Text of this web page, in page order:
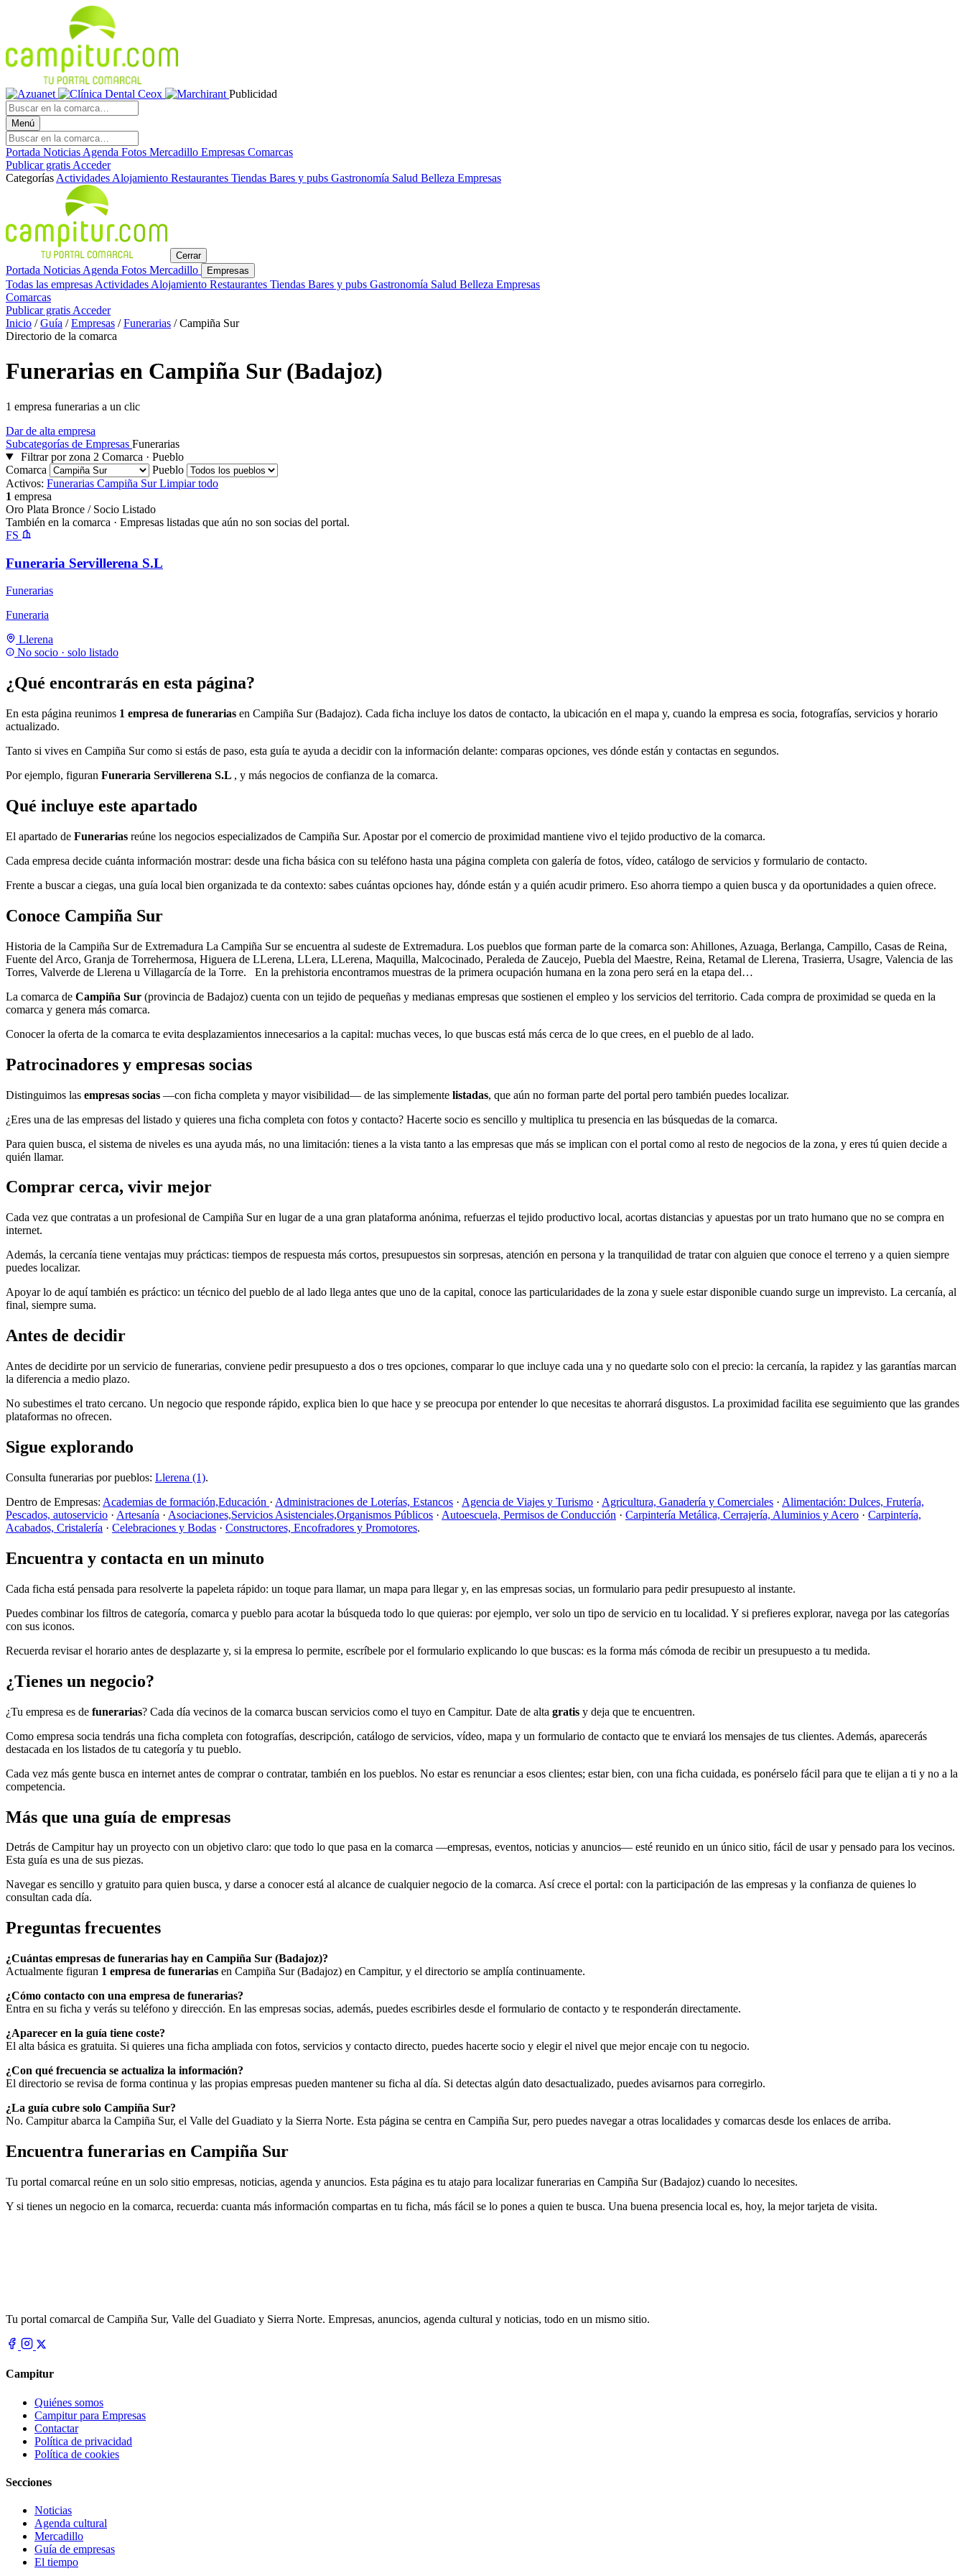
Publicidad
Menú
Portada Noticias Agenda Fotos Mercadillo Empresas Comarcas
Publicar gratis Acceder
Categorías Actividades Alojamiento Restaurantes Tiendas Bares y pubs Gastronomía Salud Belleza Empresas
Cerrar
Portada Noticias Agenda Fotos Mercadillo Empresas
Todas las empresas Actividades Alojamiento Restaurantes Tiendas Bares y pubs Gastronomía Salud Belleza Empresas
Comarcas
Publicar gratis Acceder
Inicio / Guía / Empresas / Funerarias / Campiña Sur
Directorio de la comarca
Funerarias en Campiña Sur (Badajoz)
1 empresa funerarias a un clic
Dar de alta empresa
Subcategorías de Empresas Funerarias
Filtrar por zona 2 Comarca · Pueblo
Comarca
Pueblo
Activos: Funerarias Campiña SurLimpiar todo
1 empresa
Oro Plata Bronce / Socio Listado
También en la comarca · Empresas listadas que aún no son socias del portal.
FS
Funeraria Servillerena S.L
Funerarias
Funeraria
Llerena
No socio · solo listado
¿Qué encontrarás en esta página?
En esta página reunimos 1 empresa de funerarias en Campiña Sur (Badajoz). Cada ficha incluye los datos de contacto, la ubicación en el mapa y, cuando la empresa es socia, fotografías, servicios y horario
actualizado.
Tanto si vives en Campiña Sur como si estás de paso, esta guía te ayuda a decidir con la información delante: comparas opciones, ves dónde están y contactas en segundos.
Por ejemplo, figuran Funeraria Servillerena S.L , y más negocios de confianza de la comarca.
Qué incluye este apartado
El apartado de Funerarias reúne los negocios especializados de Campiña Sur. Apostar por el comercio de proximidad mantiene vivo el tejido productivo de la comarca.
Cada empresa decide cuánta información mostrar: desde una ficha básica con su teléfono hasta una página completa con galería de fotos, vídeo, catálogo de servicios y formulario de contacto.
Frente a buscar a ciegas, una guía local bien organizada te da contexto: sabes cuántas opciones hay, dónde están y a quién acudir primero. Eso ahorra tiempo a quien busca y da oportunidades a quien ofrece.
Conoce Campiña Sur
Historia de la Campiña Sur de Extremadura La Campiña Sur se encuentra al sudeste de Extremadura. Los pueblos que forman parte de la comarca son: Ahillones, Azuaga, Berlanga, Campillo, Casas de Reina,
Fuente del Arco, Granja de Torrehermosa, Higuera de LLerena, LLera, LLerena, Maquilla, Malcocinado, Peraleda de Zaucejo, Puebla del Maestre, Reina, Retamal de Llerena, Trasierra, Usagre, Valencia de las
Torres, Valverde de Llerena u Villagarcía de la Torre. En la prehistoria encontramos muestras de la primera ocupación humana en la zona pero será en la etapa del…
La comarca de Campiña Sur (provincia de Badajoz) cuenta con un tejido de pequeñas y medianas empresas que sostienen el empleo y los servicios del territorio. Cada compra de proximidad se queda en la
comarca y genera más comarca.
Conocer la oferta de la comarca te evita desplazamientos innecesarios a la capital: muchas veces, lo que buscas está más cerca de lo que crees, en el pueblo de al lado.
Patrocinadores y empresas socias
Distinguimos las empresas socias —con ficha completa y mayor visibilidad— de las simplemente listadas, que aún no forman parte del portal pero también puedes localizar.
¿Eres una de las empresas del listado y quieres una ficha completa con fotos y contacto? Hacerte socio es sencillo y multiplica tu presencia en las búsquedas de la comarca.
Para quien busca, el sistema de niveles es una ayuda más, no una limitación: tienes a la vista tanto a las empresas que más se implican con el portal como al resto de negocios de la zona, y eres tú quien decide a
quién llamar.
Comprar cerca, vivir mejor
Cada vez que contratas a un profesional de Campiña Sur en lugar de a una gran plataforma anónima, refuerzas el tejido productivo local, acortas distancias y apuestas por un trato humano que no se compra en
internet.
Además, la cercanía tiene ventajas muy prácticas: tiempos de respuesta más cortos, presupuestos sin sorpresas, atención en persona y la tranquilidad de tratar con alguien que conoce el terreno y a quien siempre
puedes localizar.
Apoyar lo de aquí también es práctico: un técnico del pueblo de al lado llega antes que uno de la capital, conoce las particularidades de la zona y suele estar disponible cuando surge un imprevisto. La cercanía, al
final, siempre suma.
Antes de decidir
Antes de decidirte por un servicio de funerarias, conviene pedir presupuesto a dos o tres opciones, comparar lo que incluye cada una y no quedarte solo con el precio: la cercanía, la rapidez y las garantías marcan
la diferencia a medio plazo.
No subestimes el trato cercano. Un negocio que responde rápido, explica bien lo que hace y se preocupa por entender lo que necesitas te ahorrará disgustos. La proximidad facilita ese seguimiento que las grandes
plataformas no ofrecen.
Sigue explorando
Consulta funerarias por pueblos: Llerena (1).
Dentro de Empresas: Academias de formación,Educación · Administraciones de Loterías, Estancos · Agencia de Viajes y Turismo · Agricultura, Ganadería y Comerciales · Alimentación: Dulces, Frutería,
Pescados, autoservicio · Artesanía · Asociaciones,Servicios Asistenciales,Organismos Públicos · Autoescuela, Permisos de Conducción · Carpintería Metálica, Cerrajería, Aluminios y Acero · Carpintería,
Acabados, Cristalería · Celebraciones y Bodas · Constructores, Encofradores y Promotores.
Encuentra y contacta en un minuto
Cada ficha está pensada para resolverte la papeleta rápido: un toque para llamar, un mapa para llegar y, en las empresas socias, un formulario para pedir presupuesto al instante.
Puedes combinar los filtros de categoría, comarca y pueblo para acotar la búsqueda todo lo que quieras: por ejemplo, ver solo un tipo de servicio en tu localidad. Y si prefieres explorar, navega por las categorías
con sus iconos.
Recuerda revisar el horario antes de desplazarte y, si la empresa lo permite, escríbele por el formulario explicando lo que buscas: es la forma más cómoda de recibir un presupuesto a tu medida.
¿Tienes un negocio?
¿Tu empresa es de funerarias? Cada día vecinos de la comarca buscan servicios como el tuyo en Campitur. Date de alta gratis y deja que te encuentren.
Como empresa socia tendrás una ficha completa con fotografías, descripción, catálogo de servicios, vídeo, mapa y un formulario de contacto que te enviará los mensajes de tus clientes. Además, aparecerás
destacada en los listados de tu categoría y tu pueblo.
Cada vez más gente busca en internet antes de comprar o contratar, también en los pueblos. No estar es renunciar a esos clientes; estar bien, con una ficha cuidada, es ponérselo fácil para que te elijan a ti y no a la
competencia.
Más que una guía de empresas
Detrás de Campitur hay un proyecto con un objetivo claro: que todo lo que pasa en la comarca —empresas, eventos, noticias y anuncios— esté reunido en un único sitio, fácil de usar y pensado para los vecinos.
Esta guía es una de sus piezas.
Navegar es sencillo y gratuito para quien busca, y darse a conocer está al alcance de cualquier negocio de la comarca. Así crece el portal: con la participación de las empresas y la confianza de quienes lo
consultan cada día.
Preguntas frecuentes
¿Cuántas empresas de funerarias hay en Campiña Sur (Badajoz)?
Actualmente figuran 1 empresa de funerarias en Campiña Sur (Badajoz) en Campitur, y el directorio se amplía continuamente.
¿Cómo contacto con una empresa de funerarias?
Entra en su ficha y verás su teléfono y dirección. En las empresas socias, además, puedes escribirles desde el formulario de contacto y te responderán directamente.
¿Aparecer en la guía tiene coste?
El alta básica es gratuita. Si quieres una ficha ampliada con fotos, servicios y contacto directo, puedes hacerte socio y elegir el nivel que mejor encaje con tu negocio.
¿Con qué frecuencia se actualiza la información?
El directorio se revisa de forma continua y las propias empresas pueden mantener su ficha al día. Si detectas algún dato desactualizado, puedes avisarnos para corregirlo.
¿La guía cubre solo Campiña Sur?
No. Campitur abarca la Campiña Sur, el Valle del Guadiato y la Sierra Norte. Esta página se centra en Campiña Sur, pero puedes navegar a otras localidades y comarcas desde los enlaces de arriba.
Encuentra funerarias en Campiña Sur
Tu portal comarcal reúne en un solo sitio empresas, noticias, agenda y anuncios. Esta página es tu atajo para localizar funerarias en Campiña Sur (Badajoz) cuando lo necesites.
Y si tienes un negocio en la comarca, recuerda: cuanta más información compartas en tu ficha, más fácil se lo pones a quien te busca. Una buena presencia local es, hoy, la mejor tarjeta de visita.
Tu portal comarcal de Campiña Sur, Valle del Guadiato y Sierra Norte. Empresas, anuncios, agenda cultural y noticias, todo en un mismo sitio.
Campitur
Quiénes somos
Campitur para Empresas
Contactar
Política de privacidad
Política de cookies
Secciones
Noticias
Agenda cultural
Mercadillo
Guía de empresas
El tiempo